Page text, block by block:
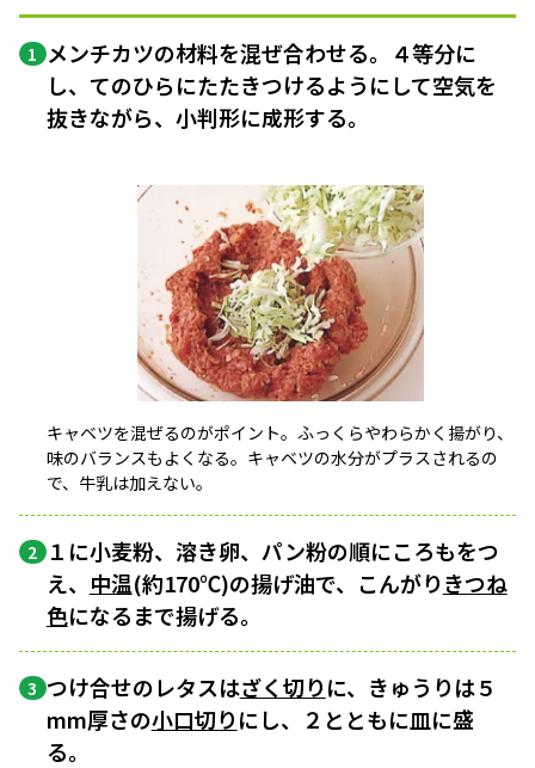
1 メンチカツの材料を混ぜ合わせる。４等分に
し、てのひらにたたきつけるようにして空気を
抜きながら、小判形に成形する。
キャベツを混ぜるのがポイント。ふっくらやわらかく揚がり、
味のバランスもよくなる。キャベツの水分がプラスされるの
で、牛乳は加えない。
2 １に小麦粉、溶き卵、パン粉の順にころもをつ
え、 中温(約170℃)の揚げ油で、こんがりきつね
色になるまで揚げる。
3 つけ合せのレタスはざく切りに、きゅうりは５
mm厚さの小口切りにし、２とともに皿に盛
る。